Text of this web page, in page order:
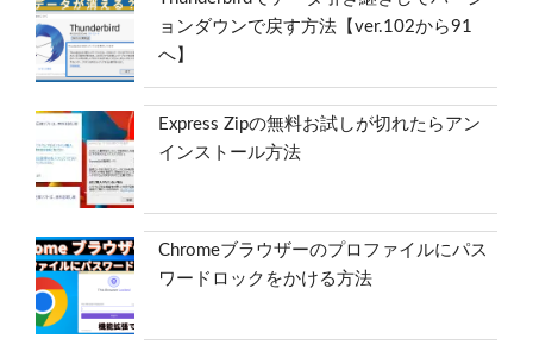
ョンダウンで戻す方法【ver.102から91
へ】
Express Zipの無料お試しが切れたらアン
インストール方法
Chromeブラウザーのプロファイルにパス
ワードロックをかける方法